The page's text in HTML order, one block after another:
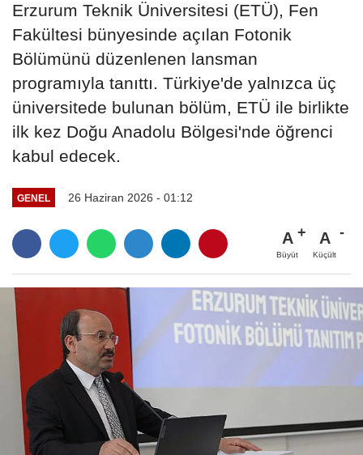
Erzurum Teknik Üniversitesi (ETÜ), Fen
Fakültesi bünyesinde açılan Fotonik
Bölümünü düzenlenen lansman
programıyla tanıttı. Türkiye'de yalnızca üç
üniversitede bulunan bölüm, ETÜ ile birlikte
ilk kez Doğu Anadolu Bölgesi'nde öğrenci
kabul edecek.
GENEL 26 Haziran 2026 - 01:12
A
Büyüt
A
Küçült